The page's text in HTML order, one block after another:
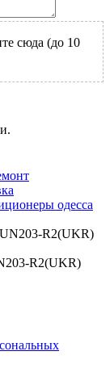
сюда (до 10
одесса
R2(UKR)